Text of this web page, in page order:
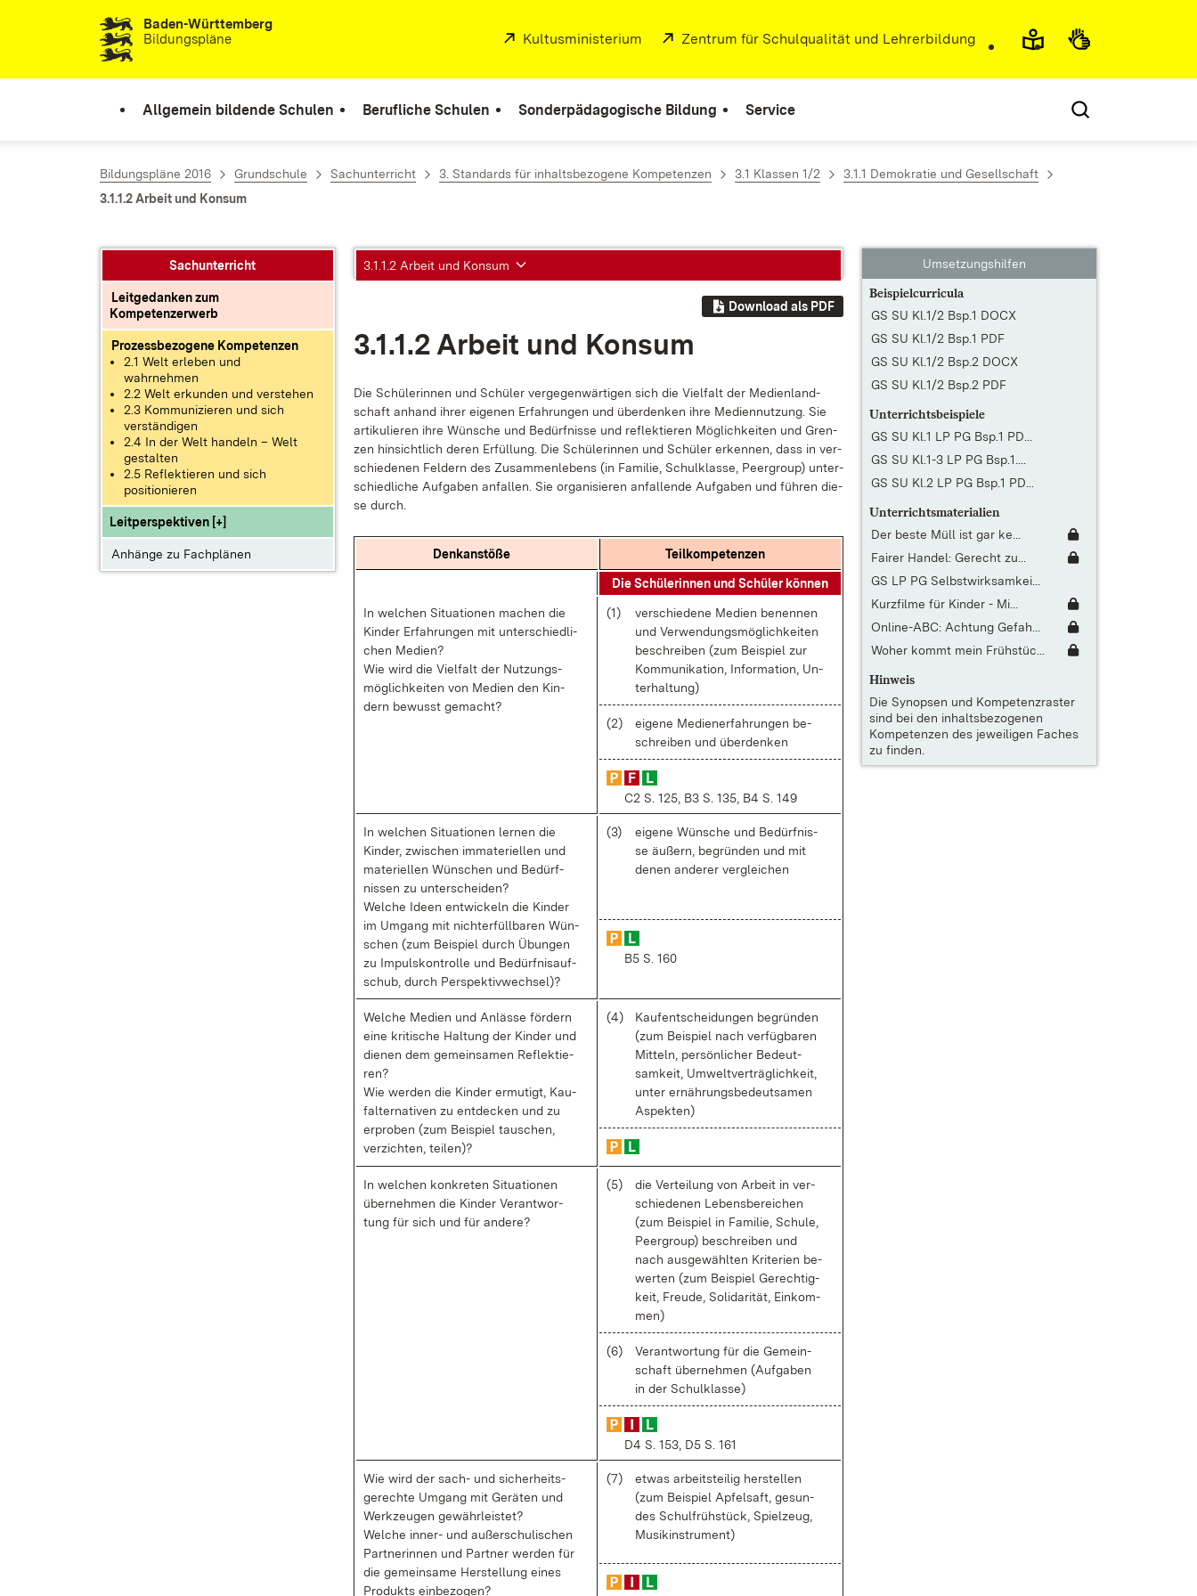
Zum Inhalt springenBaden-Württemberg
Bildungspläne
Extern:
Kultusministerium (Öffnet in neuem Fenster)
Extern:
Zentrum für Schulqualität und Lehrerbildung
Allgemein bildende Schulen Berufliche Schulen Sonderpädagogische Bildung Service
Bildungspläne 2016 Grundschule Sachunterricht 3. Standards für inhaltsbezogene Kompetenzen 3.1 Klassen 1/2
3.1.1 Demokratie und Gesellschaft
3.1.1.2 Arbeit und Konsum
Sachunterricht
Leitgedanken zum
Kompetenzerwerb
Prozessbezogene Kompetenzen
2.1 Welt erleben und
wahrnehmen
2.2 Welt erkunden und verstehen
2.3 Kommunizieren und sich
verständigen
2.4 In der Welt handeln – Welt
gestalten
2.5 Reflektieren und sich
positionieren
Leitperspektiven [+]
Anhänge zu Fachplänen
3.1.1.2 Arbeit und Konsum
Download als PDF
3.1.1.2 Ar­beit und Kon­sum
Die Schü­le­rin­nen und Schü­ler ver­ge­gen­wär­ti­gen sich die Viel­falt der Me­di­en­land­
schaft an­hand ih­rer ei­ge­nen Er­fah­run­gen und über­den­ken ih­re Me­di­en­nut­zung. Sie
ar­ti­ku­lie­ren ih­re Wün­sche und Be­dürf­nis­se und re­flek­tie­ren Mög­lich­kei­ten und Gren­
zen hin­sicht­lich de­ren Er­fül­lung. Die Schü­le­rin­nen und Schü­ler er­ken­nen, dass in ver­
schie­de­nen Fel­dern des Zu­sam­men­le­bens (in Fa­mi­lie, Schul­klas­se, Peer­group) un­ter­
schied­li­che Auf­ga­ben an­fal­len. Sie or­ga­ni­sie­ren an­fal­len­de Auf­ga­ben und füh­ren die­
se durch.
Denk­an­stö­ße Teil­kom­pe­ten­zen
Die Schü­le­rin­nen und Schü­ler kön­nen
In wel­chen Si­tua­tio­nen ma­chen die
Kin­der Er­fah­run­gen mit un­ter­schied­li­
chen Me­di­en?
Wie wird die Viel­falt der Nut­zungs­
mög­lich­kei­ten von Me­di­en den Kin­
dern be­wusst ge­macht?
(1)
ver­schie­de­ne Me­di­en be­nen­nen
und Ver­wen­dungs­mög­lich­kei­ten
be­schrei­ben (zum Bei­spiel zur
Kom­mu­ni­ka­ti­on, In­for­ma­ti­on, Un­
ter­hal­tung)
(2)
ei­ge­ne Me­di­ener­fah­run­gen be­
schrei­ben und über­den­ken
C2 S. 125, B3 S. 135, B4 S. 149
In wel­chen Si­tua­tio­nen ler­nen die
Kin­der, zwi­schen im­ma­te­ri­el­len und
ma­te­ri­el­len Wün­schen und Be­dürf­
nis­sen zu un­ter­schei­den?
Wel­che Ide­en ent­wi­ckeln die Kin­der
im Um­gang mit nicht­er­füll­ba­ren Wün­
schen (zum Bei­spiel durch Übun­gen
zu Im­puls­kon­trol­le und Be­dürf­nis­auf­
schub, durch Per­spek­tiv­wech­sel)?
(3)
ei­ge­ne Wün­sche und Be­dürf­nis­
se äu­ßern, be­grün­den und mit
de­nen an­de­rer ver­glei­chen
B5 S. 160
Wel­che Me­di­en und An­läs­se för­dern
ei­ne kri­ti­sche Hal­tung der Kin­der und
die­nen dem ge­mein­sa­men Re­flek­tie­
ren?
Wie wer­den die Kin­der er­mu­tigt, Kau­
fal­ter­na­ti­ven zu ent­de­cken und zu
er­pro­ben (zum Bei­spiel tau­schen,
ver­zich­ten, tei­len)?
(4)
Kauf­ent­schei­dun­gen be­grün­den
(zum Bei­spiel nach ver­füg­ba­ren
Mit­teln, per­sön­li­cher Be­deut­
sam­keit, Um­welt­ver­träg­lich­keit,
un­ter er­näh­rungs­be­deut­sa­men
As­pek­ten)
In wel­chen kon­kre­ten Si­tua­tio­nen
über­neh­men die Kin­der Ver­ant­wor­
tung für sich und für an­de­re?
(5)
die Ver­tei­lung von Ar­beit in ver­
schie­de­nen Le­bens­be­rei­chen
(zum Bei­spiel in Fa­mi­lie, Schu­le,
Peer­group) be­schrei­ben und
nach aus­ge­wähl­ten Kri­te­ri­en be­
wer­ten (zum Bei­spiel Ge­rech­tig­
keit, Freu­de, So­li­da­ri­tät, Ein­kom­
men)
(6)
Ver­ant­wor­tung für die Ge­mein­
schaft über­neh­men (Auf­ga­ben
in der Schul­klas­se)
D4 S. 153, D5 S. 161
Wie wird der sach- und si­cher­heits­
ge­rech­te Um­gang mit Ge­rä­ten und
Werk­zeu­gen ge­währ­leis­tet?
Wel­che in­ner- und au­ßer­schu­li­schen
Part­ne­rin­nen und Part­ner wer­den für
die ge­mein­sa­me Her­stel­lung ei­nes
Pro­dukts ein­be­zo­gen?
(7)
et­was ar­beits­tei­lig her­stel­len
(zum Bei­spiel Ap­fel­saft, ge­sun­
des Schul­früh­stück, Spiel­zeug,
Mu­sik­in­stru­ment)
Umsetzungshilfen
Beispielcurricula
GS SU Kl.1/2 Bsp.1 DOCX
GS SU Kl.1/2 Bsp.1 PDF
GS SU Kl.1/2 Bsp.2 DOCX
GS SU Kl.1/2 Bsp.2 PDF
Unterrichtsbeispiele
GS SU Kl.1 LP PG Bsp.1 PD...
GS SU Kl.1-3 LP PG Bsp.1....
GS SU Kl.2 LP PG Bsp.1 PD...
Unterrichtsmaterialien
Der beste Müll ist gar ke...
Fairer Handel: Gerecht zu...
GS LP PG Selbstwirksamkei...
Kurzfilme für Kinder - Mi...
Online-ABC: Achtung Gefah...
Woher kommt mein Frühstüc...
Hinweis
Die Synopsen und Kompetenzraster
sind bei den inhaltsbezogenen
Kompetenzen des jeweiligen Faches
zu finden.